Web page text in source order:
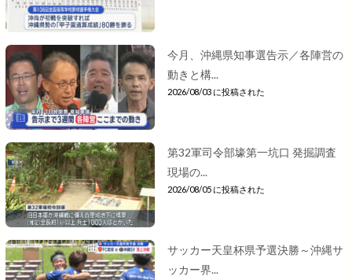
今月、沖縄県知事選告示／各陣営の
動きと構...
2026/08/03 に投稿された
第32軍司令部壕第一坑口 発掘調査
現場の...
2026/08/05 に投稿された
サッカー天皇杯県予選決勝～沖縄サ
ッカー界...